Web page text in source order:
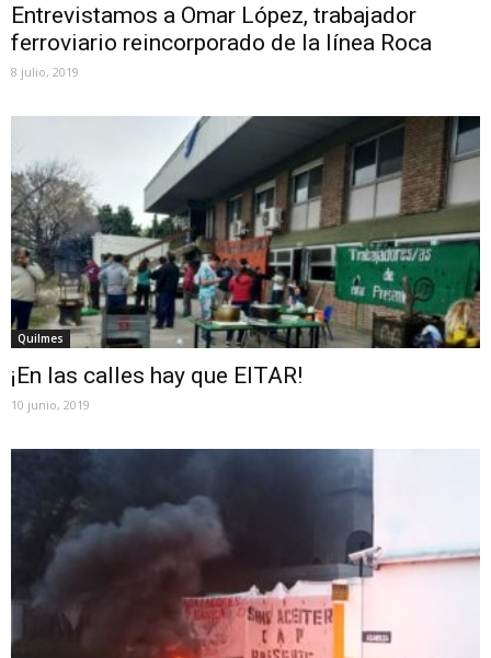
Entrevistamos a Omar López, trabajador
ferroviario reincorporado de la línea Roca
8 julio, 2019
Quilmes
¡En las calles hay que EITAR!
10 junio, 2019